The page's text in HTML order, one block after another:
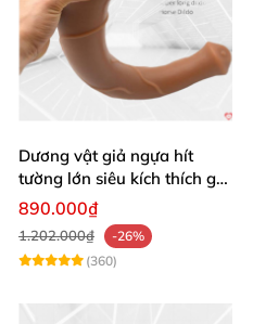
Dương vật giả ngựa hít
tường lớn siêu kích thích gai
nổi
890.000₫
1.202.000₫
-26%
(360)